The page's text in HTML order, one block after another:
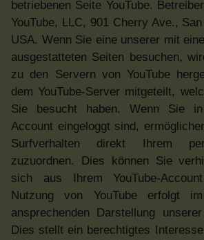
betriebenen Seite YouTube.
YouTube, LLC, 901 Cherry Ave.,
USA. Wenn Sie eine unserer mit
ausgestatteten Seiten besuchen,
zu den Servern von YouTube
dem YouTube-Server mitgeteilt,
Sie besucht haben. Wenn Sie in
Account eingeloggt sind,
Surfverhalten direkt Ihrem
zuzuordnen. Dies können Sie
sich aus Ihrem YouTube-
Nutzung von YouTube erfolgt
ansprechenden Darstellung
Dies stellt ein berechtigtes